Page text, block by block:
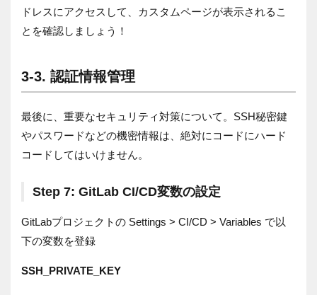
ドレスにアクセスして、カスタムページが表示されるこ
とを確認しましょう！
3-3. 認証情報管理
最後に、重要なセキュリティ対策について。SSH秘密鍵
やパスワードなどの機密情報は、絶対にコードにハード
コードしてはいけません。
Step 7: GitLab CI/CD変数の設定
GitLabプロジェクトの Settings > CI/CD > Variables で以
下の変数を登録
SSH_PRIVATE_KEY